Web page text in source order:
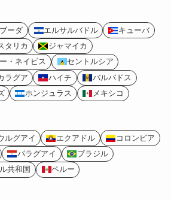
ーダ エルサルバドル
キューバ
タリカ
ジャマイカ
・ネイビス
セントルシア
ラグア ハイチ
バルバドス
ホンジュラス メキシコ
ルグアイ エクアドル
コロンビア
パラグアイ
ブラジル
共和国
ペルー